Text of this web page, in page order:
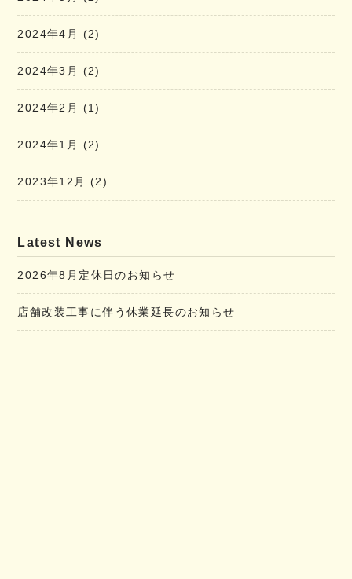
2024年4月 (2)
2024年3月 (2)
2024年2月 (1)
2024年1月 (2)
2023年12月 (2)
Latest News
2026年8月定休日のお知らせ
店舗改装工事に伴う休業延長のお知らせ